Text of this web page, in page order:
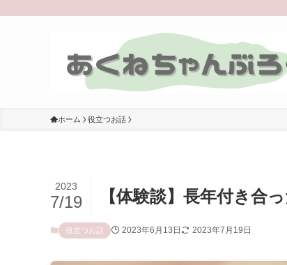
ホーム 役立つお話
【体験談】長年付き合
2023
7/19
役立つお話 2023年6月13日 2023年7月19日